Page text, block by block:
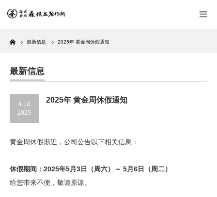
Home
最新信息 2025年 黄金周休假通知
最新信息
4.10
2025
2025年 黄金周休假通知
黄金周休假渐近，公司公告以下相关信息：
休假期间：2025年5月3日（周六）～ 5月6日（周二）
给您带来不便，敬请原谅。